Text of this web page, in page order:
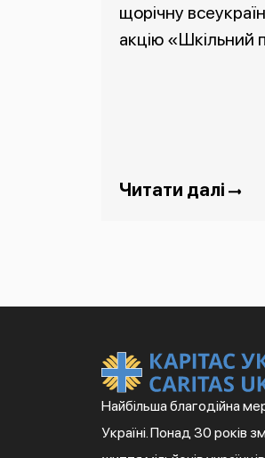
щорічну
акцію «Шкільний
Читати далі
Найбільша благодійна
Україні. Понад 30 років